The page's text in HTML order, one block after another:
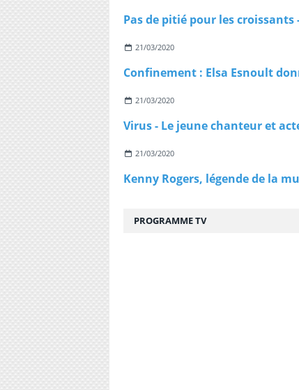
21/03/2020
21/03/2020
21/03/2020
PROGRAMME TV